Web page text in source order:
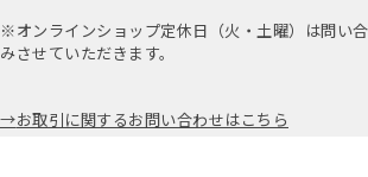
※オンラインショップ定休日（火・土曜）は問い
みさせていただきます。
お取引に関するお問い合わせはこちら